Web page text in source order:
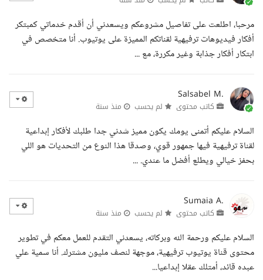
مرحبا، اطلعت على تفاصيل مشروعكم ويسعدني أن أقدم خدماتي كمبتكر
أفكار فيديوهات ترفيهية لقناتكم المميزة على يوتيوب. أنا متخصص في
ابتكار أفكار جذابة وغير مكررة، مع ...
Salsabel M.
كاتب محتوى لم يحسب منذ سنة
السلام عليكم أتمنى يومك يكون مميز شدني جدا طلبك لأفكار إبداعية
لقناة ترفيهية فيها جمهور قوي، وصدقا هذا النوع من التحديات هو اللي
بحفز خيالي ويطلع أفضل ما عندي. ...
Sumaia A.
كاتب محتوى لم يحسب منذ سنة
السلام عليكم ورحمة الله وبركاته، يسعدني التقدم للعمل معكم في تطوير
محتوى قناة يوتيوب ترفيهية، موجهة لنصف مليون مشترك. أنا سمية علي
عبده قائد، أمتلك عقلا إبداعيا...